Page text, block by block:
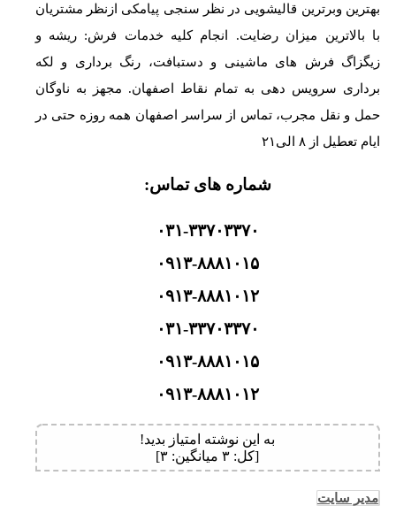
بهترین وبرترین قالیشویی در نظر سنجی پیامکی ازنظر مشتریان
با بالاترین میزان رضایت. انجام کلیه خدمات فرش: ریشه و
زیگزاگ فرش های ماشینی و دستبافت، رنگ برداری و لکه
برداری سرویس دهی به تمام نقاط اصفهان. مجهز به ناوگان
حمل و نقل مجرب، تماس از سراسر اصفهان همه روزه حتی در
ایام تعطیل از ۸ الی۲۱
شماره های تماس:
۰۳۱-۳۳۷۰۳۳۷۰
۰۹۱۳-۸۸۸۱۰۱۵
۰۹۱۳-۸۸۸۱۰۱۲
۰۳۱-۳۳۷۰۳۳۷۰
۰۹۱۳-۸۸۸۱۰۱۵
۰۹۱۳-۸۸۸۱۰۱۲
به این نوشته امتیاز بدید!
[کل: ۳میانگین: ۳]
مدیر سایت